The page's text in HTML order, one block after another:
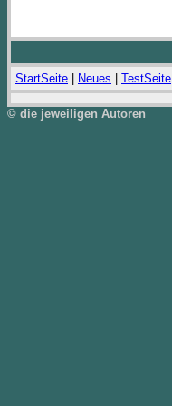
StartSeite Neues TestSeite
© die jeweiligen Autoren